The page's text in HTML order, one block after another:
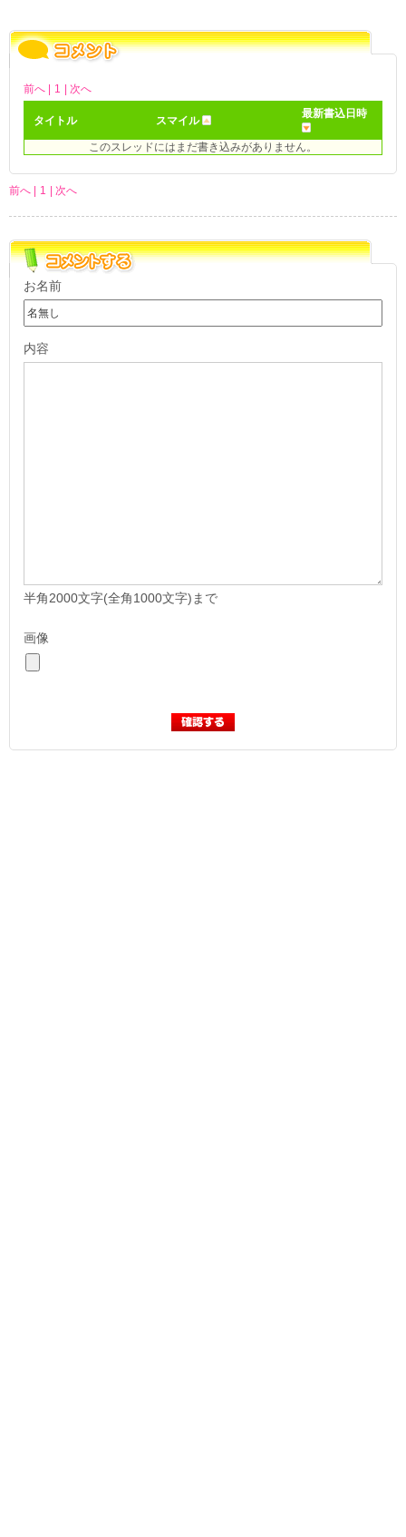
前へ | 1 | 次へ
タイトル スマイル
最新書込日時
このスレッドにはまだ書き込みがありません。
前へ | 1 | 次へ
お名前
内容
半角2000文字(全角1000文字)まで
画像